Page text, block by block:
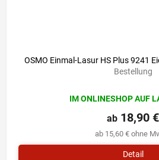
OSMO Einmal-Lasur HS Plus 9241
Bestellung
IM ONLINESHOP AUF
ab 15,60 € ohne
ab 18,90 €
Detail